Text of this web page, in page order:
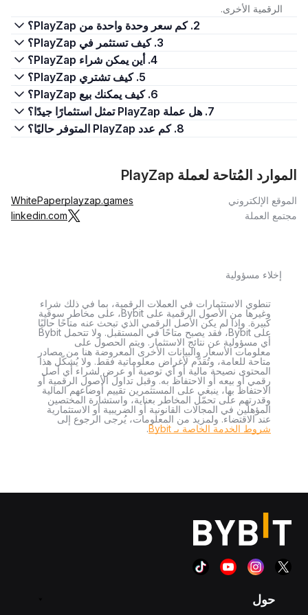
الرقمية الأخرى.
2. كم سعر وحدة واحدة من PlayZap؟
3. كيف تستثمر في PlayZap؟
4. أين يمكن شراء PlayZap؟
5. كيف تشتري PlayZap؟
6. كيف يمكنك بيع PlayZap؟
7. هل عملة PlayZap تمثل استثمارًا جيدًا؟
8. كم عدد PlayZap المتوفر حاليًا؟
الموارد المُتاحة لعملة PlayZap
الموقع الإلكتروني playzap.games
WhitePaper
مجتمع العملة
linkedin.com
إخلاء مسؤولية
تنطوي الاستثمارات في العملات الرقمية، بما في ذلك شراء
وغيرها من الأصول الرقمية على Bybit، على مخاطر سوقية
كبيرة. وإذا لم يكن الأصل الرقمي الذي تبحث عنه متاحًا حاليًا
على Bybit، فقد يصبح متاحًا في المستقبل. ولا تتحمل Bybit
أي مسؤولية عن نتائج الاستثمار. ويتم الحصول على
معلومات الأسعار والبيانات الأخرى المعروضة هنا من مصادر
متاحة للعامة، وتُقدَّم لأغراض معلوماتية فقط. ولا يُشكّل هذا
المحتوى نصيحة مالية أو أي توصية أو عرض لشراء أي أصل
رقمي أو بيعه أو الاحتفاظ به. وقبل تداول الأصول الرقمية أو
الاحتفاظ بها، ينبغي على المستثمرين تقييم أوضاعهم المالية
وقدرتهم على تحمّل المخاطر بعناية، واستشارة المختصين
المؤهلين في المجالات القانونية أو الضريبية أو الاستثمارية
عند الاقتضاء. ولمزيد من المعلومات، يُرجى الرجوع إلى
شروط الخدمة الخاصة بـ Bybit
.
حول